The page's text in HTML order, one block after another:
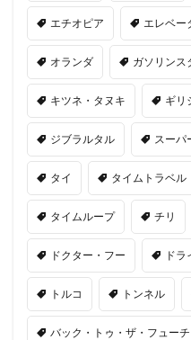
エチオピア エレベー
オランダ ガソリンス
キツネ・タヌキ ギリ
ジブラルタル スーパ
タイ タイムトラベル
タイムループ チリ
ドクター・フー ドラ
トルコ トンネル
バック・トゥ・ザ・フュー